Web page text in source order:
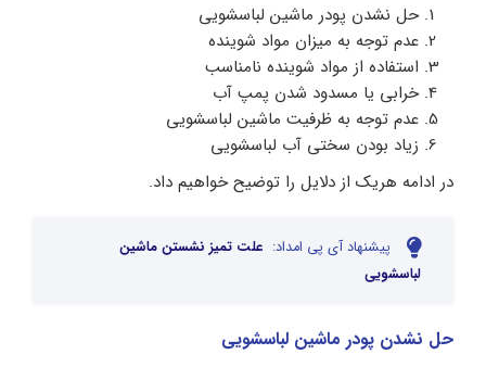
حل نشدن پودر ماشین لباسشویی
عدم توجه به میزان مواد شوینده
استفاده از مواد شوینده نامناسب
خرابی یا مسدود شدن پمپ آب
عدم توجه به ظرفیت ماشین لباسشویی
زیاد بودن سختی آب لباسشویی
در ادامه هریک از دلایل را توضیح خواهیم داد.
پیشنهاد آی پی امداد: علت تمیز نشستن ماشین
لباسشویی
حل نشدن پودر ماشین لباسشویی